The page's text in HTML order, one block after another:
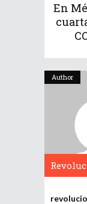
En
Author